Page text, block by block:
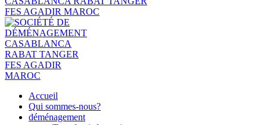
Accueil
Qui sommes-nous?
déménagement